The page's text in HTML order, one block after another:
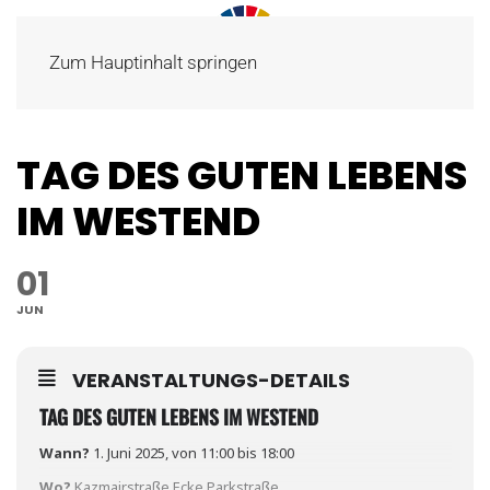
Zum Hauptinhalt springen
TAG DES GUTEN LEBENS
IM WESTEND
01
JUN
VERANSTALTUNGS-DETAILS
TAG DES GUTEN LEBENS IM WESTEND
Wann? 1. Juni 2025, von 11:00 bis 18:00